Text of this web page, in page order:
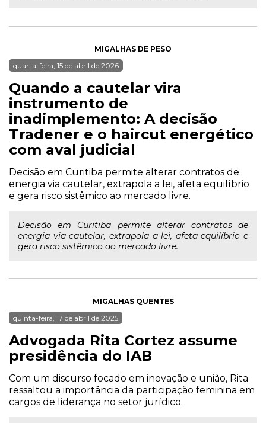
MIGALHAS DE PESO
quarta-feira, 15 de abril de 2026
Quando a cautelar vira
instrumento de
inadimplemento: A decisão
Tradener e o haircut energético
com aval judicial
Decisão em Curitiba permite alterar contratos de
energia via cautelar, extrapola a lei, afeta equilíbrio
e gera risco sistêmico ao mercado livre.
Decisão em Curitiba permite alterar contratos de
energia via cautelar, extrapola a lei, afeta equilíbrio e
gera risco sistêmico ao mercado livre.
MIGALHAS QUENTES
quinta-feira, 17 de abril de 2025
Advogada Rita Cortez assume
presidência do IAB
Com um discurso focado em inovação e união, Rita
ressaltou a importância da participação feminina em
cargos de liderança no setor jurídico.